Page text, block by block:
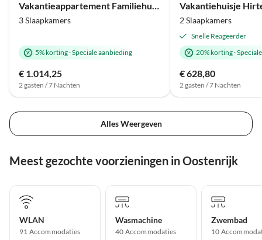
3 Slaapkamers
5% korting·Speciale aanbieding
€ 1.014,25
2 gasten / 7 Nachten
2 Slaapkamers
Snelle Reageerder
20% korting·
€ 628,80
2 gasten / 7 Nachten
Alles Weergeven
Meest gezochte voorzieningen in Oostenrijk
WLAN
91 Accommodaties
Wasmachine
40 Accommodaties
Zwembad
10